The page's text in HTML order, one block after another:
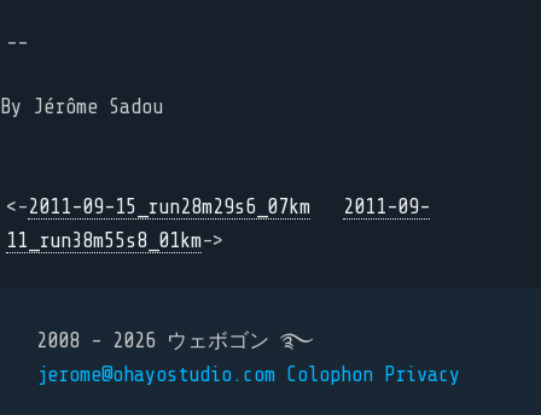
--
By Jérôme Sadou
<-2011-09-15_run28m29s6_07km
2011-09-
11_run38m55s8_01km->
2008 - 2026 ウェボゴン ࿐
jerome@ohayostudio.com Colophon Privacy